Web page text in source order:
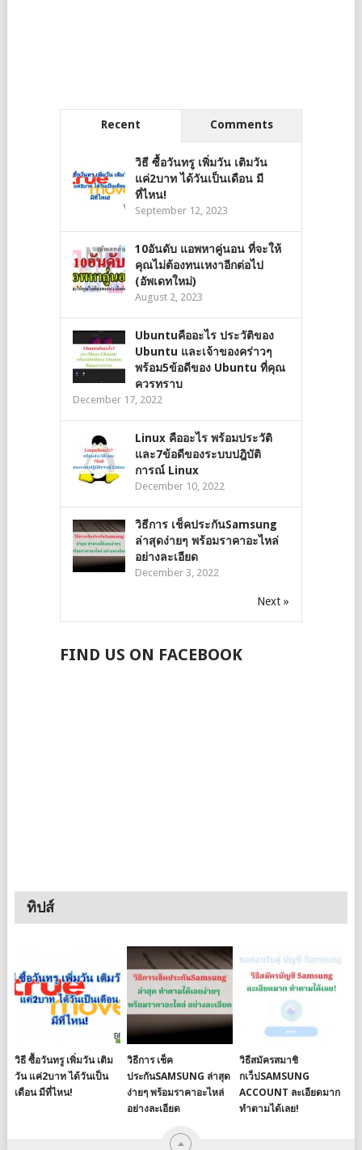
Recent Comments
วิธี ซื้อวันทรู เพิ่มวัน เติมวัน
แค่2บาท ได้วันเป็นเดือน มี
ที่ไหน!
September 12, 2023
10อันดับ แอพหาคู่นอน ที่จะให้
คุณไม่ต้องทนเหงาอีกต่อไป
(อัพเดทใหม่)
August 2, 2023
Ubuntuคืออะไร ประวัติของ
Ubuntu และเจ้าของคร่าวๆ
พร้อม5ข้อดีของ Ubuntu ที่คุณ
ควรทราบ
December 17, 2022
Linux คืออะไร พร้อมประวัติ
และ7ข้อดีของระบบปฎิบัติ
การณ์ Linux
December 10, 2022
วิธีการ เช็คประกันSamsung
ล่าสุดง่ายๆ พร้อมราคาอะไหล่
อย่างละเอียด
December 3, 2022
Next »
FIND US ON FACEBOOK
ทิปส์
วิธี ซื้อวันทรู เพิ่มวัน เติม
วัน แค่2บาท ได้วันเป็น
เดือน มีที่ไหน!
วิธีการ เช็ค
ประกันSAMSUNG ล่าสุด
ง่ายๆ พร้อมราคาอะไหล่
อย่างละเอียด
วิธีสมัครสมาชิ
กเว็ปSAMSUNG
ACCOUNT ละเอียดมาก
ทำตามได้เลย!